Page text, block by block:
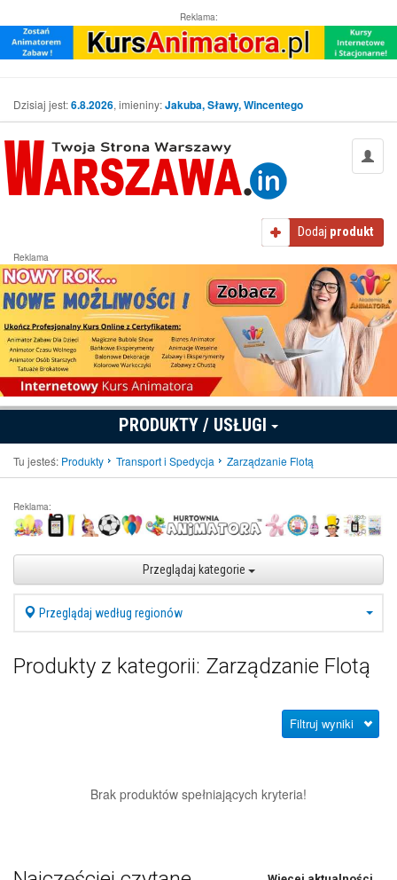
Reklama:
Dzisiaj jest:6.8.2026, imieniny:Jakuba, Sławy, Wincentego
Dodaj produkt
Reklama
PRODUKTY / USŁUGI
Tu jesteś: Produkty Transport i Spedycja Zarządzanie Flotą
Reklama:
Przeglądaj kategorie
Przeglądaj według regionów
Produkty z kategorii: Zarządzanie Flotą
Filtruj wyniki
Brak produktów spełniających kryteria!